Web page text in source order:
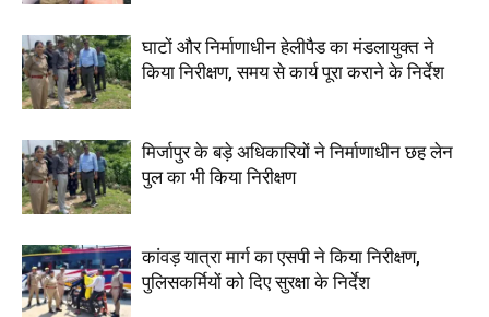
घाटों और निर्माणाधीन हेलीपैड का मंडलायुक्त ने
किया निरीक्षण, समय से कार्य पूरा कराने के निर्देश
मिर्जापुर के बड़े अधिकारियों ने निर्माणाधीन छह लेन
पुल का भी किया निरीक्षण
कांवड़ यात्रा मार्ग का एसपी ने किया निरीक्षण,
पुलिसकर्मियों को दिए सुरक्षा के निर्देश